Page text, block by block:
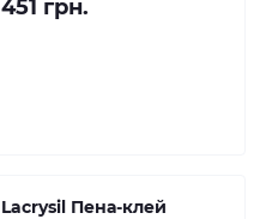
451 грн.
Lacrysil Пена-клей